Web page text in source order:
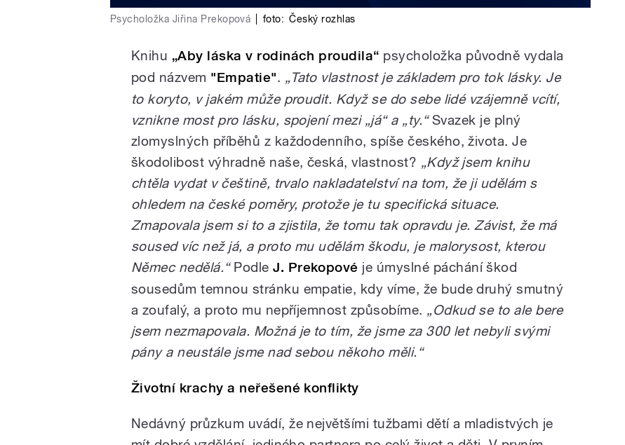
Psycholožka Jiřina Prekopová foto: Český rozhlas
Knihu „Aby láska v rodinách proudila“ psycholožka původně vydala
pod názvem "Empatie". „Tato vlastnost je základem pro tok lásky. Je
to koryto, v jakém může proudit. Když se do sebe lidé vzájemně vcítí,
vznikne most pro lásku, spojení mezi „já“ a „ty.“Svazek je plný
zlomyslných příběhů z každodenního, spíše českého, života. Je
škodolibost výhradně naše, česká, vlastnost? „Když jsem knihu
chtěla vydat v češtině, trvalo nakladatelství na tom, že ji udělám s
ohledem na české poměry, protože je tu specifická situace.
Zmapovala jsem si to a zjistila, že tomu tak opravdu je. Závist, že má
soused víc než já, a proto mu udělám škodu, je malorysost, kterou
Němec nedělá.“PodleJ. Prekopové je úmyslné páchání škod
sousedům temnou stránku empatie, kdy víme, že bude druhý smutný
a zoufalý, a proto mu nepříjemnost způsobíme. „Odkud se to ale bere
jsem nezmapovala. Možná je to tím, že jsme za 300 let nebyli svými
pány a neustále jsme nad sebou někoho měli.“
Životní krachy a neřešené konflikty
Nedávný průzkum uvádí, že největšími tužbami dětí a mladistvých je